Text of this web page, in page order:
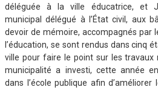
déléguée à la ville éducatrice, et
municipal délégué à l’État civil, aux
devoir de mémoire, accompagnés par
l’éducation, se sont rendus dans cinq
ville pour faire le point sur les
municipalité a investi, cette année
dans l’école publique afin